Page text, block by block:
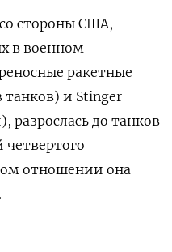
стороны США,
в военном
ракетные
и Stinger
разрослась до танков
четвертого
отношении она